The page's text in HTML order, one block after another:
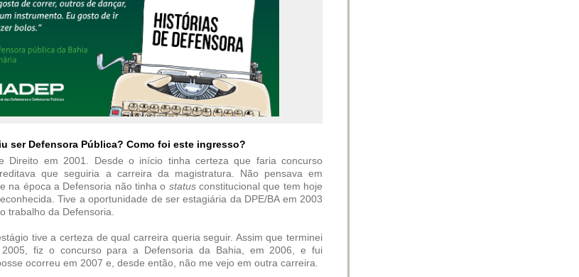
ser Defensora Pública? Como foi este ingresso?
Direito em 2001. Desde o início tinha certeza que faria concurso
que seguiria a carreira da magistratura. Não pensava em
na época a Defensoria não tinha o statusconstitucional que tem hoje
Tive a oportunidade de ser estagiária da DPE/BA em 2003
trabalho da Defensoria.
tive a certeza de qual carreira queria seguir. Assim que terminei
fiz o concurso para a Defensoria da Bahia, em 2006, e fui
ocorreu em 2007 e, desde então, não me vejo em outra carreira.